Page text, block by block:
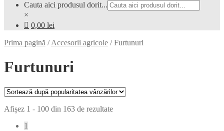
Cauta aici produsul dorit...
×
0,00 lei
Prima pagină /Accesorii agricole /Furtunuri
Furtunuri
Afișez 1 - 100 din 163 de rezultateSortat
1